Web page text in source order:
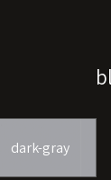
dark-gray